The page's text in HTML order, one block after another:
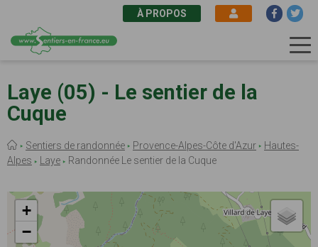
au
contenu
principal
À PROPOS
Laye (05) - Le sentier de la
Cuque
Fil
d'Ariane
Sentiers de randonnée Provence-Alpes-Côte d'Azur
Hautes-
Alpes
Laye Randonnée Le sentier de la Cuque
+
−